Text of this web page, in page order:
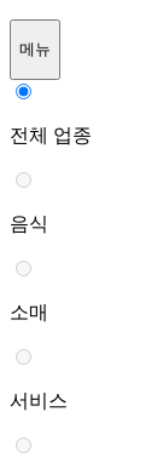
메뉴
전체 업종
음식
소매
서비스